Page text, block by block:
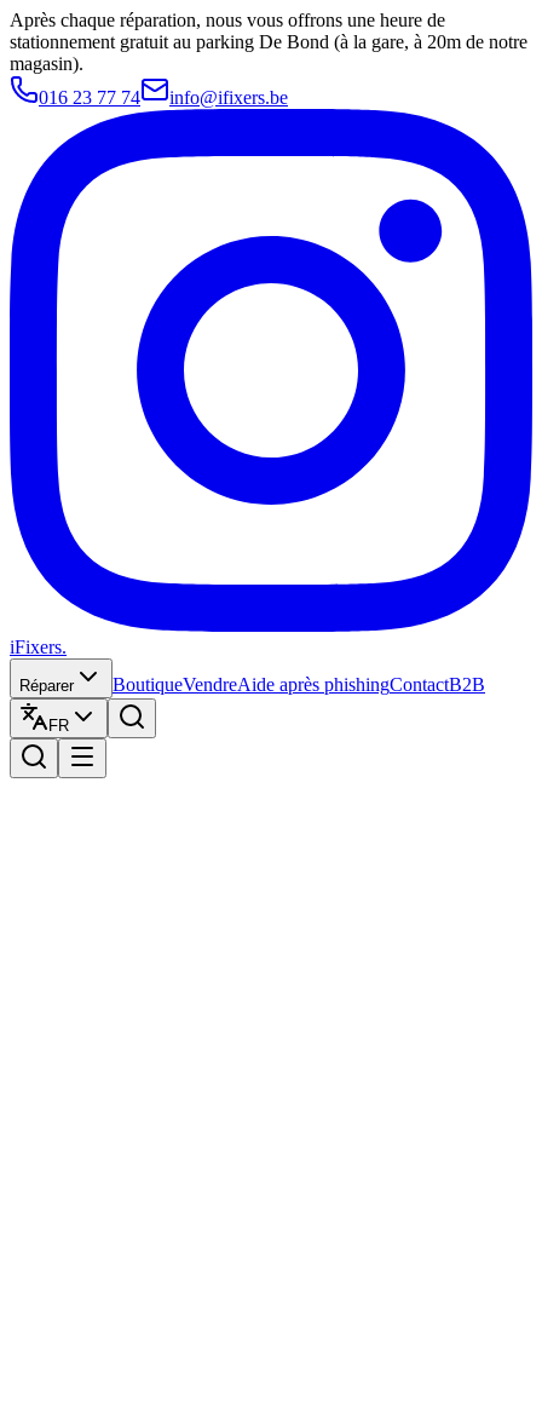
Après chaque réparation, nous vous offrons une heure de
stationnement gratuit au parking De Bond (à la gare, à 20m de notre
magasin).
016 23 77 74
info@ifixers.be
iFixers.
Réparer BoutiqueVendreAide après phishingContactB2B
FR